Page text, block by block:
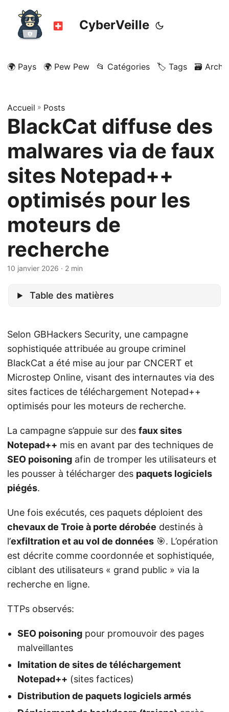
CyberVeille
🌍 Pays 🌍 Pew Pew 📂 Catégories 🏷️ Tags 🗃️
Accueil » Posts
BlackCat diffuse des
malwares via de faux
sites Notepad++
optimisés pour les
moteurs de
recherche
10 janvier 2026 · 2 min
Table des matières
Selon GBHackers Security, une campagne
sophistiquée attribuée au groupe criminel
BlackCat a été mise au jour par CNCERT et
Microstep Online, visant des internautes via des
sites factices de téléchargement Notepad++
optimisés pour les moteurs de recherche.
La campagne s’appuie sur des faux sites
Notepad++ mis en avant par des techniques de
SEO poisoning afin de tromper les utilisateurs et
les pousser à télécharger des paquets logiciels
piégés.
Une fois exécutés, ces paquets déploient des
chevaux de Troie à porte dérobée destinés à
l’exfiltration et au vol de données 🎯. L’opération
est décrite comme coordonnée et sophistiquée,
ciblant des utilisateurs « grand public » via la
recherche en ligne.
TTPs observés:
SEO poisoning pour promouvoir des pages
malveillantes
Imitation de sites de téléchargement
Notepad++ (sites factices)
Distribution de paquets logiciels armés